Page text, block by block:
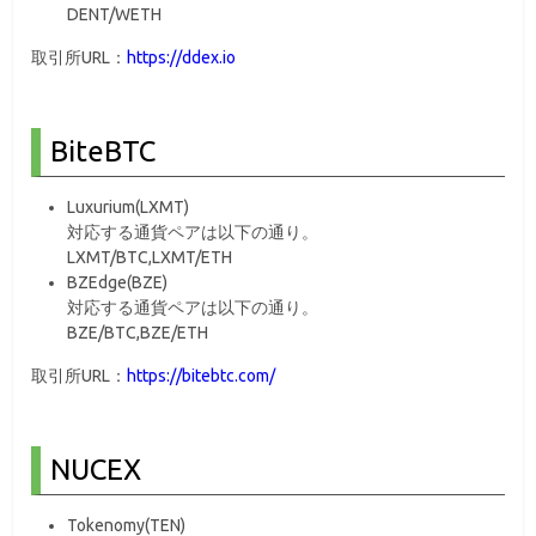
DENT/WETH
取引所URL： https://ddex.io
BiteBTC
Luxurium(LXMT)
対応する通貨ペアは以下の通り。
LXMT/BTC,LXMT/ETH
BZEdge(BZE)
対応する通貨ペアは以下の通り。
BZE/BTC,BZE/ETH
取引所URL： https://bitebtc.com/
NUCEX
Tokenomy(TEN)